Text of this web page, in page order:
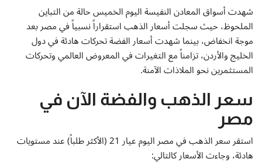
رئيس التحرير
إتصل بنا
شهدت أسواق المعادن النفيسة اليوم الخميس حالة من التباين
الملحوظ، حيث سجلت أسعار الذهب استقراراً نسبياً في مصر بعد
موجة انخفاض، بينما شهدت أسعار الفضة تحركات هادئة في دول
الخليج والأردن، تزامناً مع التغيرات في المعروض العالمي وتحركات
المستثمرين نحو الملاذات الآمنة.
سعر الذهب والفضة الآن في
مصر
استقر سعر الذهب في مصر اليوم عيار 21 (الأكثر طلباً) عند مستويات
هادئة، وجاءت الأسعار كالتالي: